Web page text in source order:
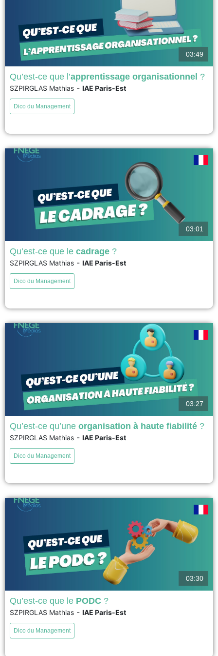
Argyris et Schön ont identifié deux modes d'apprentissage organisationnel
: en simple et en double boucle. Le premier consiste à ajuster les actions
aux règles existantes, favorisant ainsi l'évolution des organisations. Le
voir
03:49
Qu’est-ce que l’apprentissage organisationnel ?
SZPIRGLAS Mathias - IAE Paris-Est
Dico du Management
La notion de cadre est utilisée en sciences de gestion pour comprendre
comment se forme le sens d’une situation. Les cadres de l’expériences
forment à partir de normes, des règles, de cultures communes, la base à la
voir
03:01
Qu’est-ce que le cadrage ?
SZPIRGLAS Mathias - IAE Paris-Est
Dico du Management
Le 28 mars 1979, l'accident nucléaire de Three Mile Island en
Pennsylvanie a marqué un tournant dans la gestion des risques majeurs.
En 1984, le sociologue Charles Perrow en a tiré une analyse montrant que
voir
03:27
Qu’est-ce qu’une organisation à haute fiabilité ?
SZPIRGLAS Mathias - IAE Paris-Est
Dico du Management
Les 4 activités du management peuvent être résumées selon l'acronyme
PODC (Planifier, Organiser, Diriger, Contrôler) établi par Henri Fayol en
1916. Planifier implique de définir des objectifs et de tracer un chemin
03:30
Qu’est-ce que le PODC ?
SZPIRGLAS Mathias - IAE Paris-Est
Dico du Management